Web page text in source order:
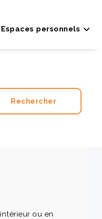
Espaces personnels
ou en